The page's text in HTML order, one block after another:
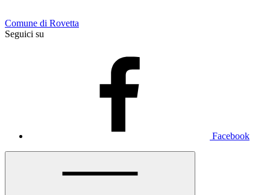
Comune di Rovetta
Seguici su
Facebook